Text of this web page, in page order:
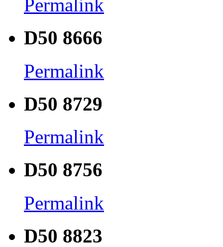
Permalink
D50 8666
Permalink
D50 8729
Permalink
D50 8756
Permalink
D50 8823